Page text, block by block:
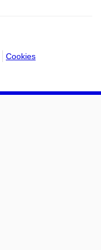
Cookies